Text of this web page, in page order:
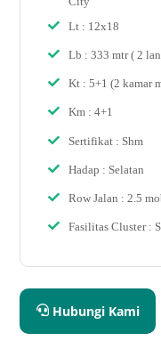
Lt : 12x18
Lb : 333 mtr ( 2
Kt : 5+1 (2 kamar
Km : 4+1
Sertifikat : Shm
Hadap : Selatan
Row Jalan : 2.5
Fasilitas Cluster :
Hubungi Kami